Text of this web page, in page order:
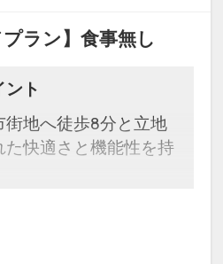
プラン】食事無し
ント
街地へ徒歩8分と立地
た快適さと機能性を持